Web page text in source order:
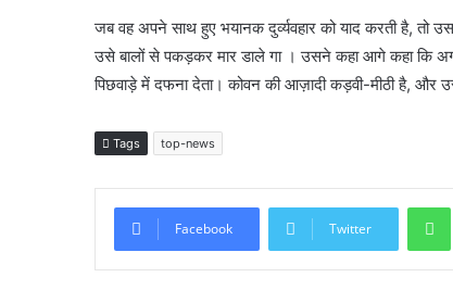
जब वह अपने साथ हुए भयानक दुर्व्यवहार को याद करती है,
उसे बालों से पकड़कर मार डाले गा । उसने कहा आगे कहा कि
पिछवाड़े में दफना देता। कोवन की आज़ादी कड़वी-मीठी है,
Tags top-news
Facebook Twitter